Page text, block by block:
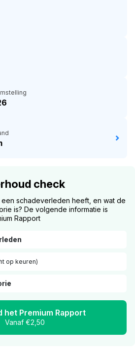
check
schadeverleden heeft, en wat de
is? De volgende informatie is
Rapport
op keuren)
het Premium Rapport
Vanaf €2,50